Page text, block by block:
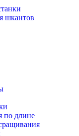
шкантов
по длине